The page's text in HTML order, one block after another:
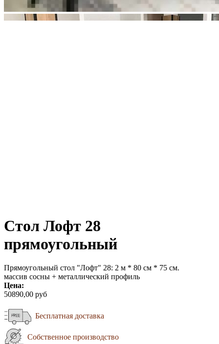
Стол Лофт 28
прямоугольный
Прямоугольный стол "Лофт" 28: 2 м * 80 см * 75 см.
массив сосны + металлический профиль
Цена:
50890,00 руб
Бесплатная доставка
Собственное производство